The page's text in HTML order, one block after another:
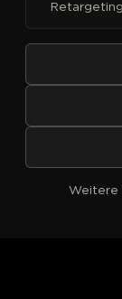
Weitere